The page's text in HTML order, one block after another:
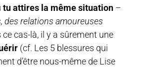
tu attires la même situation –
des relations amoureuses
ce cas-là, il y a sûrement une
(cf. Les 5 blessures qui
d’être nous-même de Lise